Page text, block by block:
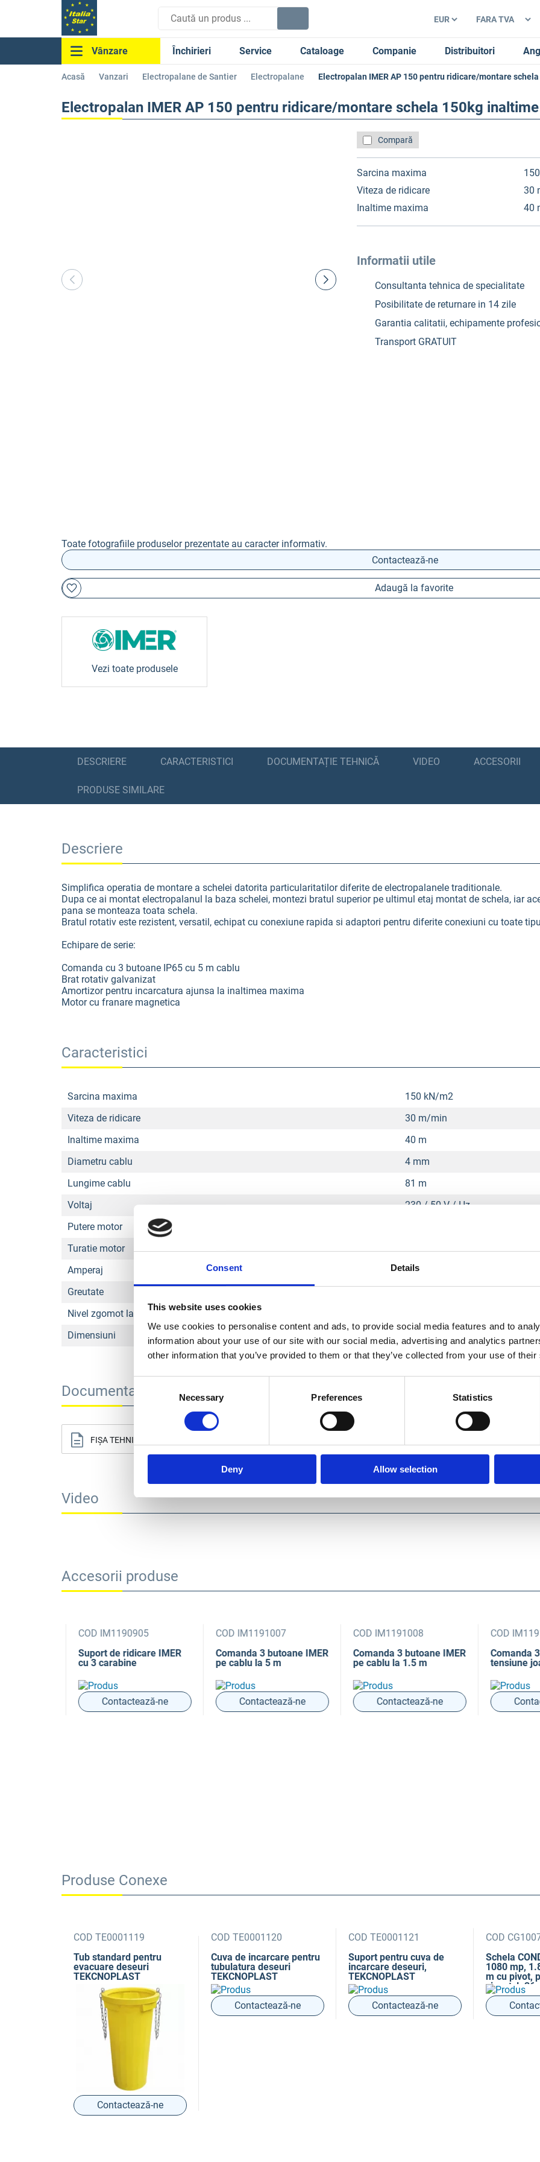
Consent Details
This website uses cookies
We use cookies to personalise content and ads, to provide social media features and to
information about your use of our site with our social media, advertising and analytics
other information that you’ve provided to them or that they’ve collected from your use of
Selection
Necessary Preferences Statistics
Deny Allow selection
Vânzare Închirieri Service Cataloage Companie Distribuitori
Acasă Vanzari Electropalane de Santier Electropalane Electropalan IMER AP 150 pentru ridicare/montare
Electropalan IMER AP 150 pentru ridicare/montare schela 150kg
Toate fotografiile produselor prezentate au caracter informativ.
Compară
Sarcina maxima
Viteza de ridicare
30
Inaltime maxima
40
Informatii utile
Consultanta tehnica de specialitate
Posibilitate de returnare in 14 zile
Garantia calitatii, echipamente
Transport GRATUIT
Contactează-ne
Adaugă la favorite
Vezi toate produsele
DESCRIERE CARACTERISTICI DOCUMENTAȚIE TEHNICĂ VIDEO ACCESORII
PRODUSE SIMILARE
Descriere
Simplifica operatia de montare a schelei datorita particularitatilor diferite de electropalanele traditionale.
Dupa ce ai montat electropalanul la baza schelei, montezi bratul superior pe ultimul etaj montat de schela, iar
pana se monteaza toata schela.
Bratul rotativ este rezistent, versatil, echipat cu conexiune rapida si adaptori pentru diferite conexiuni cu toate
Echipare de serie:
Comanda cu 3 butoane IP65 cu 5 m cablu
Brat rotativ galvanizat
Amortizor pentru incarcatura ajunsa la inaltimea maxima
Motor cu franare magnetica
Caracteristici
Sarcina maxima
150 kN/m2
Viteza de ridicare
30 m/min
Inaltime maxima
40 m
Diametru cablu
4 mm
Lungime cablu
81 m
Voltaj
230 / 50 V / Hz
Putere motor
Turatie motor
Amperaj
7,1 A
Greutate
Nivel zgomot la operator
Dimensiuni
570 x 355 x 330 L x l x H (mm)
Documentație tehnică
FIȘA TEHNICĂ
Video
Accesorii produse
COD IM1190905
Suport de ridicare IMER
cu 3 carabine
Contactează-ne
COD IM1191007
Comanda 3 butoane IMER
pe cablu la 5 m
Contactează-ne
COD IM1191008
Comanda 3 butoane IMER
pe cablu la 1.5 m
Contactează-ne
COD
Comanda
tensiune
Produse Conexe
COD TE0001119
Tub standard pentru
evacuare deseuri
TEKCNOPLAST
Contactează-ne
COD TE0001120
Cuva de incarcare pentru
tubulatura deseuri
TEKCNOPLAST
Contactează-ne
COD TE0001121
Suport pentru cuva de
incarcare deseuri,
TEKCNOPLAST
Contactează-ne
COD
Schela
1080 mp,
m cu pivot,
zincat, L 36